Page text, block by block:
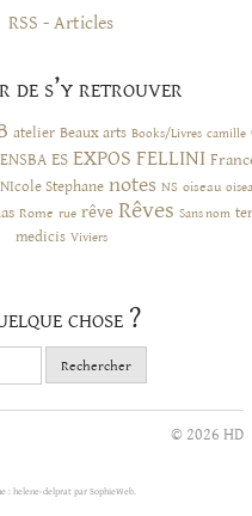
RSS - Articles
de s’y retrouver
atelier Beaux arts Books/Livres camille
ENSBA ES EXPOS FELLINI
NIcole Stephane notes NS oiseau
Rome rue rêve Rêves Sans nom
medicis Viviers
chose ?
© 2026 HD
: helene-delprat par SophieWeb.